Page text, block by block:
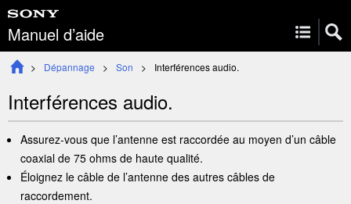
Manuel d’aide
Dépannage Son Interférences audio.
Interférences audio.
Assurez-vous que l’antenne est raccordée au moyen d’un câble
coaxial de 75 ohms de haute qualité.
Éloignez le câble de l’antenne des autres câbles de
raccordement.